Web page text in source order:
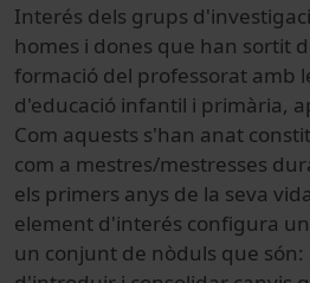
Interés dels grups
homes i dones que han sortit
formació del professorat amb
d'educació infantil i primària,
Com aquests s'han anat
com a mestres/mestresses
els primers anys de la seva
element d'interés configura
un conjunt de nòduls que